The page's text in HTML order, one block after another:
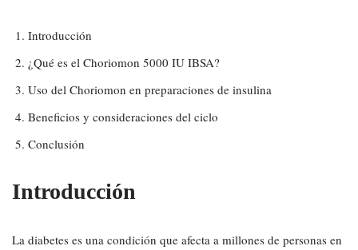
Introducción
¿Qué es el Choriomon 5000 IU IBSA?
Uso del Choriomon en preparaciones de insulina
Beneficios y consideraciones del ciclo
Conclusión
Introducción
La diabetes es una condición que afecta a millones de personas en